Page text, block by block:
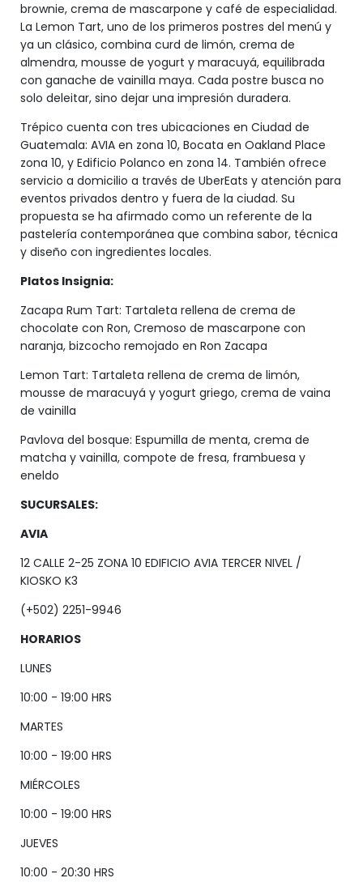
brownie, crema de mascarpone y café de especialidad.
La Lemon Tart, uno de los primeros postres del menú y
ya un clásico, combina curd de limón, crema de
almendra, mousse de yogurt y maracuyá, equilibrada
con ganache de vainilla maya. Cada postre busca no
solo deleitar, sino dejar una impresión duradera.
Trépico cuenta con tres ubicaciones en Ciudad de
Guatemala: AVIA en zona 10, Bocata en Oakland Place
zona 10, y Edificio Polanco en zona 14. También ofrece
servicio a domicilio a través de UberEats y atención para
eventos privados dentro y fuera de la ciudad. Su
propuesta se ha afirmado como un referente de la
pastelería contemporánea que combina sabor, técnica
y diseño con ingredientes locales.
Platos Insignia:
Zacapa Rum Tart: Tartaleta rellena de crema de
chocolate con Ron, Cremoso de mascarpone con
naranja, bizcocho remojado en Ron Zacapa
Lemon Tart: Tartaleta rellena de crema de limón,
mousse de maracuyá y yogurt griego, crema de vaina
de vainilla
Pavlova del bosque: Espumilla de menta, crema de
matcha y vainilla, compote de fresa, frambuesa y
eneldo
SUCURSALES:
AVIA
12 CALLE 2-25 ZONA 10 EDIFICIO AVIA TERCER NIVEL /
KIOSKO K3
(+502) 2251-9946
HORARIOS
LUNES
10:00 - 19:00 HRS
MARTES
10:00 - 19:00 HRS
MIÉRCOLES
10:00 - 19:00 HRS
JUEVES
10:00 - 20:30 HRS